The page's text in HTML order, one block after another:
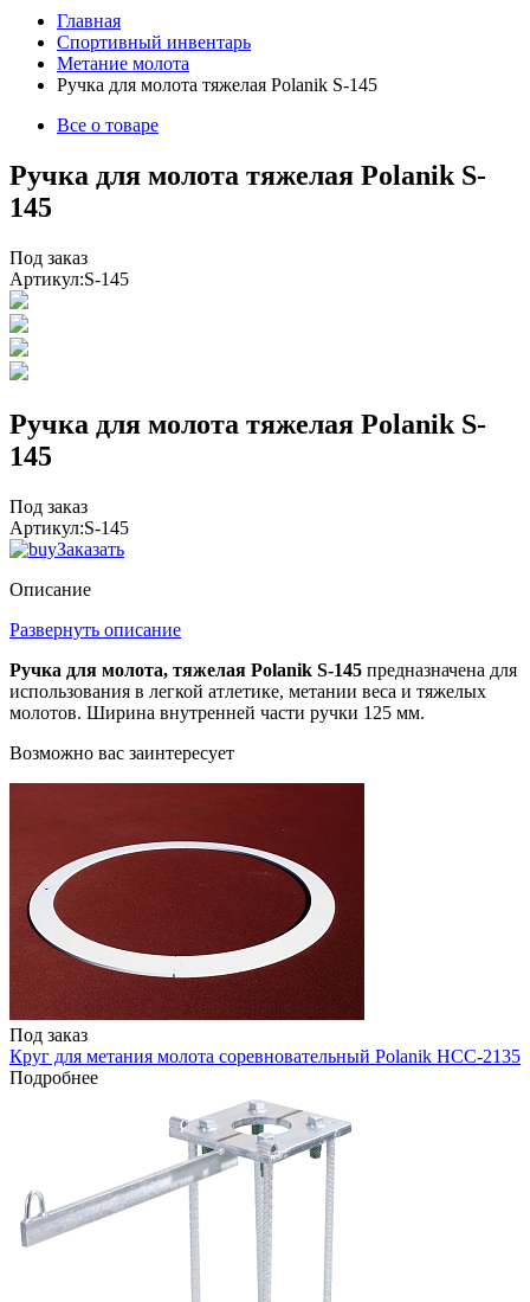
Главная
Спортивный инвентарь
Метание молота
Ручка для молота тяжелая Polanik S-145
Все о товаре
Ручка для молота тяжелая Polanik S-
145
Под заказ
Артикул:S-145
Ручка для молота тяжелая Polanik S-
145
Под заказ
Артикул:S-145
Заказать
Описание
Развернуть описание
Ручка для молота, тяжелая Polanik S-145 предназначена для
использования в легкой атлетике, метании веса и тяжелых
молотов. Ширина внутренней части ручки 125 мм.
Возможно вас заинтересует
Под заказ
Круг для метания молота соревновательный Polanik HCC-2135
Подробнее